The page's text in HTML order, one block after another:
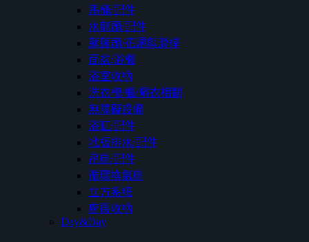
馬桶/配件
水龍頭/配件
蓮蓬頭/花灑與滑桿
面盆/浴櫃
浴室收納
洗衣槽/櫃/曬衣相關
無障礙設備
浴缸/配件
地板排水/配件
吊扇/配件
循環換氣扇
立方系統
廚房收納
Day&Day